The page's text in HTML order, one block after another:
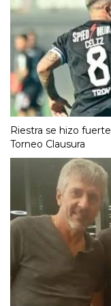
Riestra se hizo
Torneo Clausura